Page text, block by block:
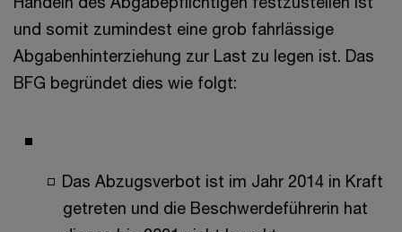
und somit zumindest eine grob fahrlässige
Abgabenhinterziehung zur Last zu legen ist. Das
BFG begründet dies wie folgt:
Das Abzugsverbot ist im Jahr 2014 in Kraft
getreten und die Beschwerdeführerin hat